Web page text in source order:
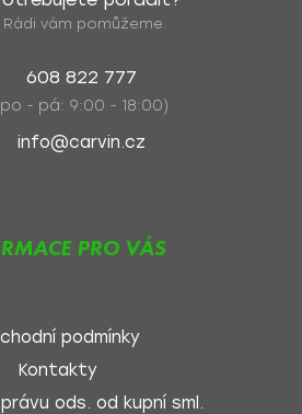
Rádi vám pomůžeme.
608 822 777
- pá: 9:00 - 18:00)
info@carvin.cz
PRO VÁS
podmínky
Kontakty
ods. od kupní sml.